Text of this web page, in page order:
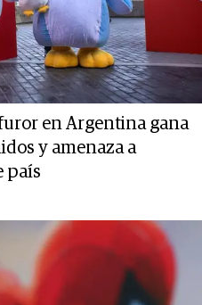
en Argentina gana
y amenaza a
país